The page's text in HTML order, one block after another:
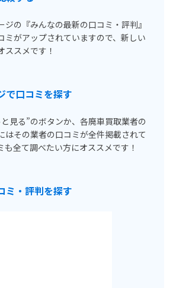
ジの『みんなの最新の口コミ・評判』
ミがアップされていますので、新しい
ススメです！
で口コミを探す
見る”のボタンか、各廃車買取業者の
はその業者の口コミが全件掲載されて
も全て調べたい方にオススメです！
ミ・評判を探す